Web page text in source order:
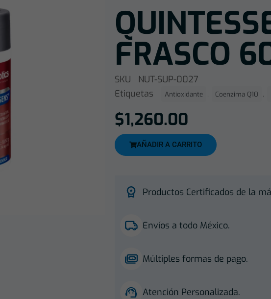
FRASCO
SKU
NUT-SUP-0027
Etiquetas
Antioxidante , Coenzima Q10 ,
$1,260.00
AÑADIR A CARRITO
Productos Certificados de la
Envíos a todo México.
Múltiples formas de pago.
Atención Personalizada.